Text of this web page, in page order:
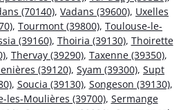
(70140), Vadans (39600), Uxelles
, Tourmont (39800), Toulouse-le-
(39160), Thoiria (39130), Thoirette
, Thervay (39290), Taxenne (39350),
(39120), Syam (39300), Supt
, Soucia (39130), Songeson (39130),
les-Moulières (39700), Sermange